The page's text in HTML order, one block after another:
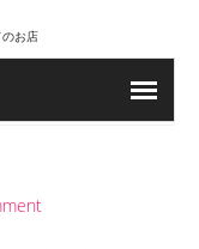
のお店